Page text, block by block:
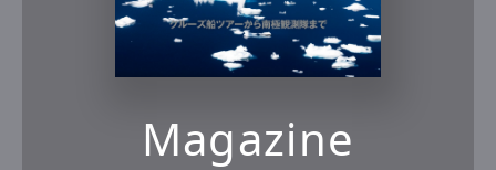
Magazine